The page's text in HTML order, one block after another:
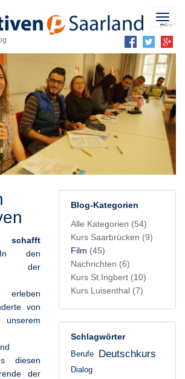
In den
der
erleben
von
diesen
der
Blog-Kategorien
Alle Kategorien (54)
Kurs Saarbrücken (9)
Film (45)
Nachrichten (6)
Kurs St.Ingbert (10)
Kurs Luisenthal (7)
Schlagwörter
Berufe Deutschkurs
Dialog